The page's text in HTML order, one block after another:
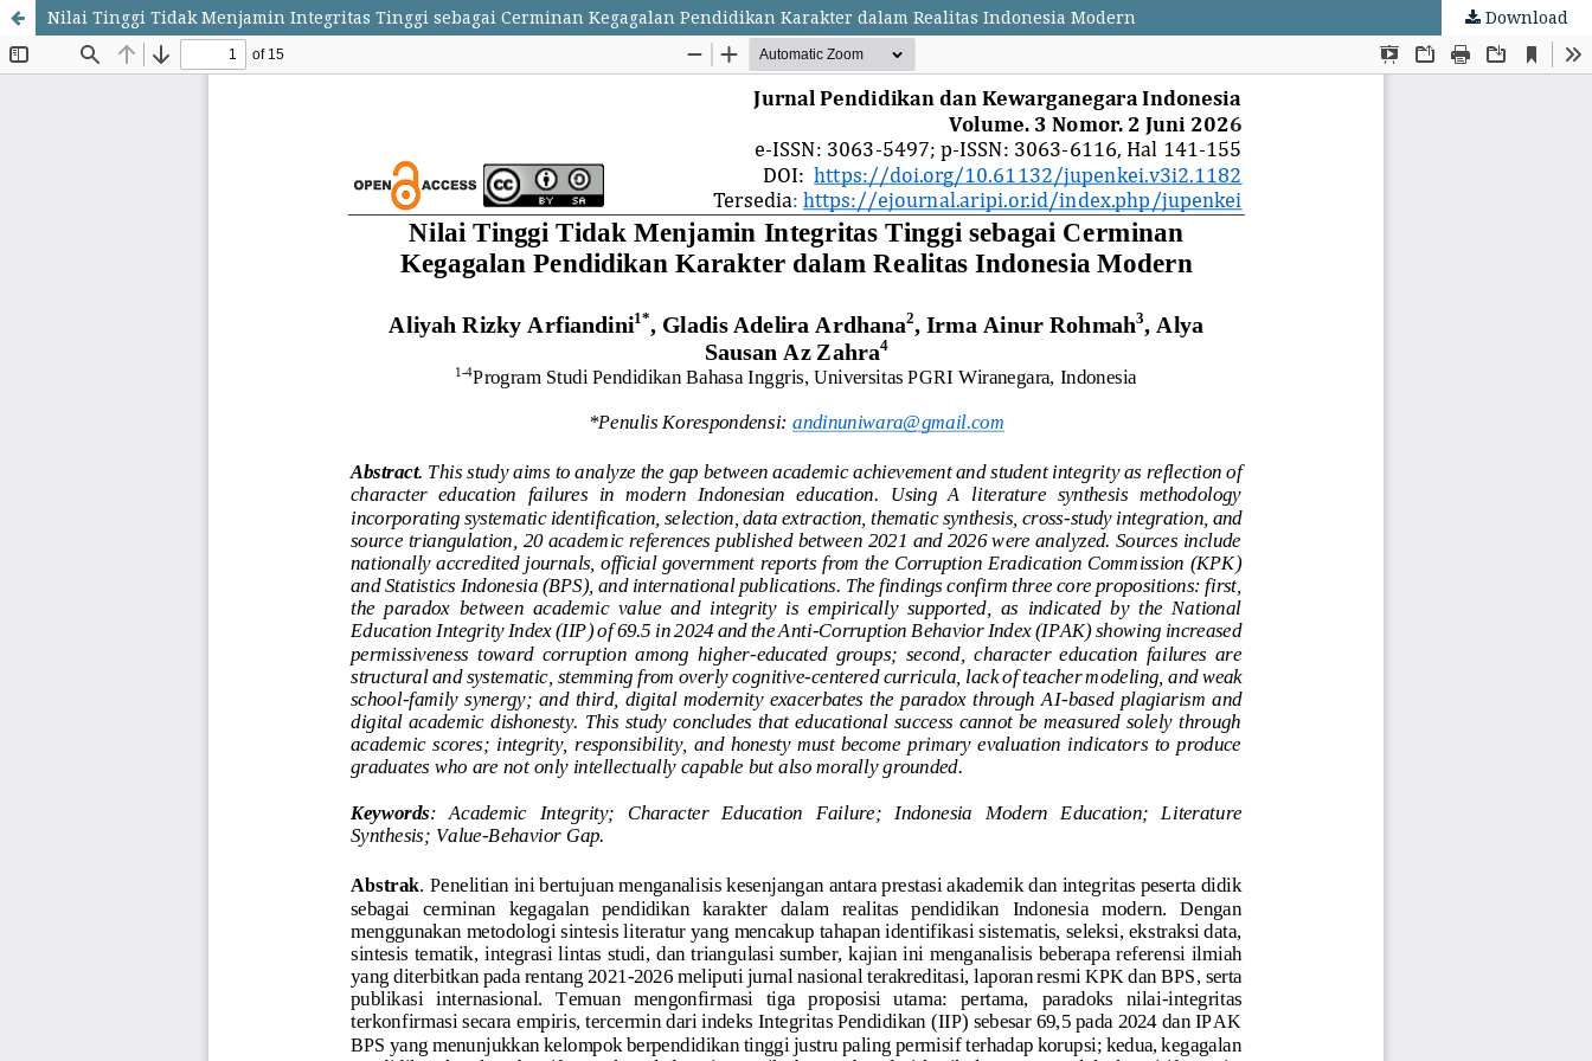
Nilai Tinggi Tidak Menjamin Integritas Tinggi sebagai Cerminan Kegagalan Pendidikan Karakter dalam Realitas Indonesia Modern Download